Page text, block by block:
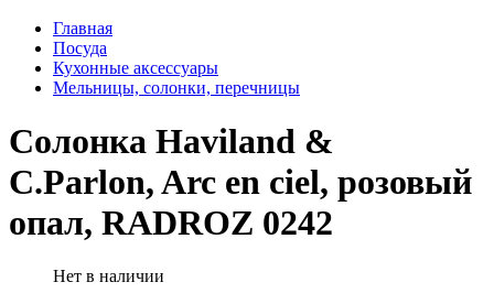
Главная
Посуда
Кухонные аксессуары
Мельницы, солонки, перечницы
Солонка Haviland &
C.Parlon, Arc en ciel, розовый
опал, RADROZ 0242
Нет в наличии